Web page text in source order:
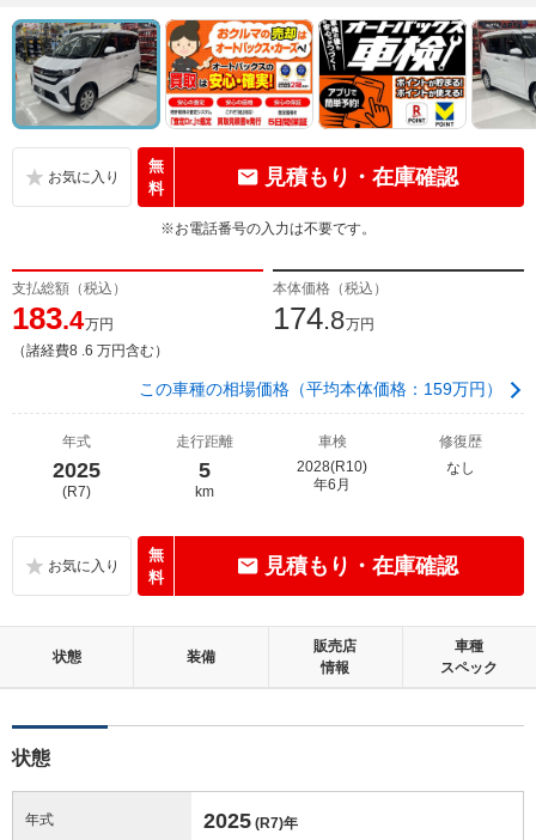
無
料
見積もり・在庫確認
※お電話番号の入力は不要です。
支払総額（税込）
183.4万円
（諸経費8 .6 万円含む）
本体価格（税込）
174.8万円
この車種の相場価格（平均本体価格：159万円）
年式
2025
(R7)
走行距離
5
km
車検
2028(R10)
年6月
修復歴
なし
無
料
見積もり・在庫確認
状態 装備
販売店
情報
車種
スペック
状態
年式 2025 (R7)年